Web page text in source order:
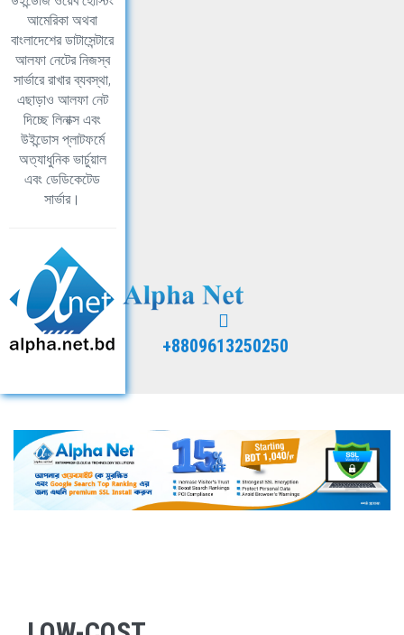
আমেরিকা অথবা
বাংলাদেশের ডাটাসেন্টারে
আলফা নেটের নিজস্ব
সার্ভারে রাখার ব্যবস্থা,
এছাড়াও আলফা নেট
দিচ্ছে লিনাক্স এবং
উইন্ডোস প্লাটফর্মে
অত্যাধুনিক ভার্চুয়াল
এবং ডেডিকেটেড
সার্ভার।
+8809613250250